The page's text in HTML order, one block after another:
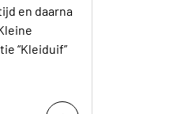
en daarna
“Kleiduif”